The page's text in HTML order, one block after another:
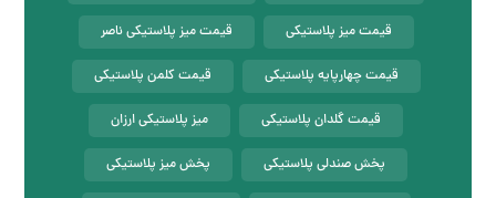
قیمت میز پلاستیکی قیمت میز پلاستیکی ناصر
قیمت چهارپایه پلاستیکی قیمت کلمن پلاستیکی
قیمت گلدان پلاستیکی میز پلاستیکی ارزان
پخش صندلی پلاستیکی پخش میز پلاستیکی